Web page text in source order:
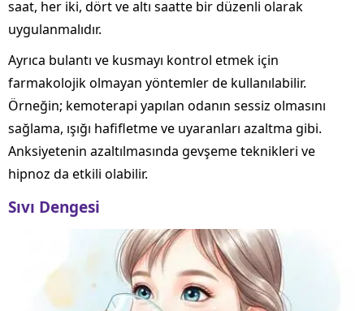
saat, her iki, dört ve altı saatte bir düzenli olarak
uygulanmalıdır.
Ayrıca bulantı ve kusmayı kontrol etmek için
farmakolojik olmayan yöntemler de kullanılabilir.
Örneğin; kemoterapi yapılan odanın sessiz olmasını
sağlama, ışığı hafifletme ve uyaranları azaltma gibi.
Anksiyetenin azaltılmasında gevşeme teknikleri ve
hipnoz da etkili olabilir.
Sıvı Dengesi